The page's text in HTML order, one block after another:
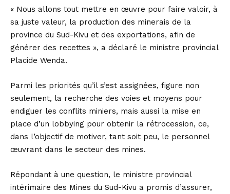
« Nous allons tout mettre en œuvre pour faire valoir, à
sa juste valeur, la production des minerais de la
province du Sud-Kivu et des exportations, afin de
générer des recettes », a déclaré le ministre provincial
Placide Wenda.
Parmi les priorités qu’il s’est assignées, figure non
seulement, la recherche des voies et moyens pour
endiguer les conflits miniers, mais aussi la mise en
place d’un lobbying pour obtenir la rétrocession, ce,
dans l’objectif de motiver, tant soit peu, le personnel
œuvrant dans le secteur des mines.
Répondant à une question, le ministre provincial
intérimaire des Mines du Sud-Kivu a promis d’assurer,